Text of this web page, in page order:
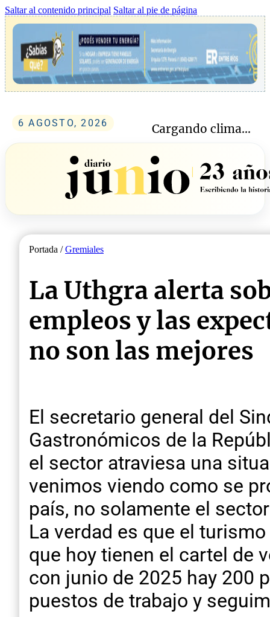
Saltar al contenido principal Saltar al pie de página
6 AGOSTO, 2026 Cargando clima...
Portada /Gremiales
La Uthgra alerta
empleos y las
no son las mejores
El secretario general del
Gastronómicos de la
el sector atraviesa una
venimos viendo como se
país, no solamente el
La verdad es que el
que hoy tienen el cartel de
con junio de 2025 hay 200
puestos de trabajo y